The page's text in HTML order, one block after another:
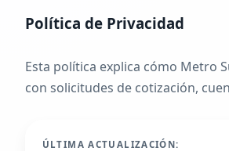
Política de Privacidad
Esta política explica cómo Metro
con solicitudes de cotización,
ÚLTIMA ACTUALIZACIÓN: